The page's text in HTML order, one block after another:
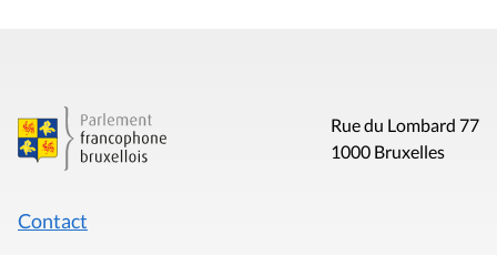
Rue du Lombard 77
1000 Bruxelles
Contact